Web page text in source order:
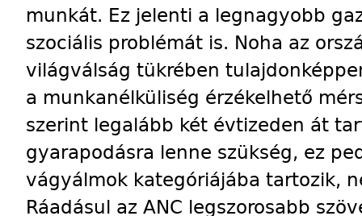
munkát. Ez jelenti a legnagyobb
szociális problémát is. Noha az
világválság tükrében
a munkanélküliség érzékelhető
szerint legalább két évtizeden át
gyarapodásra lenne szükség, ez
vágyálmok kategóriájába tartozik,
Ráadásul az ANC legszorosabb